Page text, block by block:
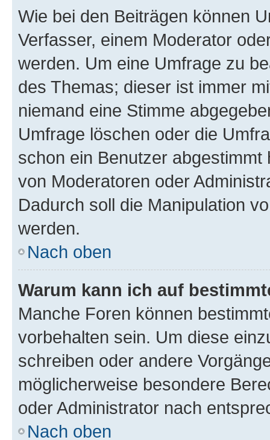
Wie bei den Beiträgen können
Verfasser, einem Moderator
werden. Um eine Umfrage zu
des Themas; dieser ist immer
niemand eine Stimme
Umfrage löschen oder die
schon ein Benutzer
von Moderatoren oder
Dadurch soll die Manipulation
werden.
Nach oben
Warum kann ich auf
Manche Foren können
vorbehalten sein. Um diese
schreiben oder andere
möglicherweise besondere
oder Administrator nach
Nach oben